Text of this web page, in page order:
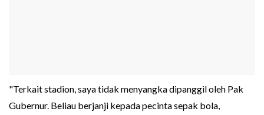
"Terkait stadion, saya tidak menyangka dipanggil oleh Pak
Gubernur. Beliau berjanji kepada pecinta sepak bola,